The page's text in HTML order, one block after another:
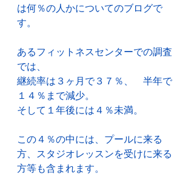
は何％の人かについてのブログで
す。
あるフィットネスセンターでの調査
では、
継続率は３ヶ月で３７％、　半年で
１４％まで減少。
そして１年後には４％未満。
この４％の中には、プールに来る
方、スタジオレッスンを受けに来る
方等も含まれます。